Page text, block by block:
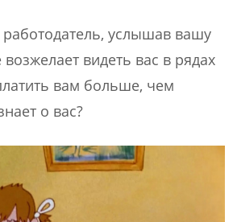
работодатель, услышав вашу
видеть вас в рядах
вам больше, чем
о вас?